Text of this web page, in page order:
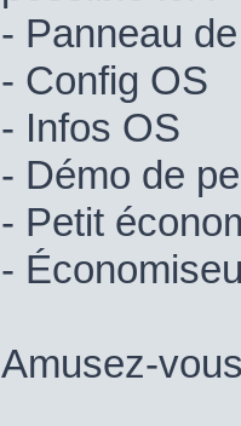
- Panneau
- Config OS
- Infos OS
- Démo de
- Petit
-
Amusez-